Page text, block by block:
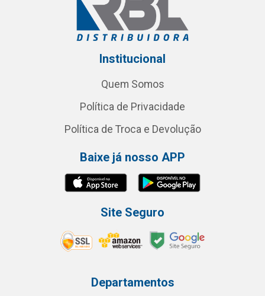
Institucional
Quem Somos
Política de Privacidade
Política de Troca e Devolução
Baixe já nosso APP
Site Seguro
Departamentos